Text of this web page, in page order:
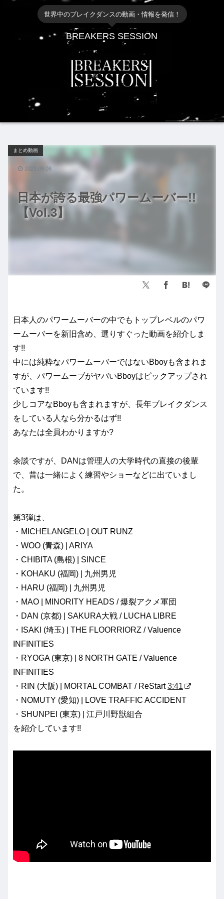
世界中のブレイクダンスの動画・情報を発信！
BREAKERS SESSION
日本が誇る最強パワームーバー!!
【Vol.3】
まとめ動画
2023.09.08
日本人のパワームーバーの中でもトップレベルのパワ
ームーバーを新旧含め、選りすぐった動画を紹介しま
す!!
中には純粋なパワームーバーではないBboyも含まれま
すが、パワームーブがヤバいBboyはピックアップされ
ています!!
少しコアなBboyも含まれますが、長年ブレイクダンス
をしている人なら分かるはず!!
あなたは全員わかりますか?
余談ですが、DANは管理人の大学時代の直接の後輩
で、昔は一緒によく練習やショーなどに出ていまし
た。
第3弾は、
・MICHELANGELO | OUT RUNZ
・WOO (青森) | ARIYA
・CHIBITA (島根) | SINCE
・KOHAKU (福岡) | 九州男児
・HARU (福岡) | 九州男児
・MAO | MINORITY HEADS / 爆裂アクメ軍団
・DAN (京都) | SAKURA大戦 / LUCHA LIBRE
・ISAKI (埼玉) | THE FLOORRIORZ / Valuence
INFINITIES
・RYOGA (東京) | 8 NORTH GATE / Valuence
INFINITIES
・RIN (大阪) | MORTAL COMBAT / ReStart3:41
・NOMUTY (愛知) | LOVE TRAFFIC ACCIDENT
・SHUNPEI (東京) | 江戸川野獣組合
を紹介しています!!